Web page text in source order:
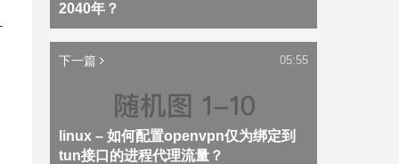
2040年？
下一篇
linux – 如何配置openvpn仅为绑定到
tun接口的进程代理流量？
05:55